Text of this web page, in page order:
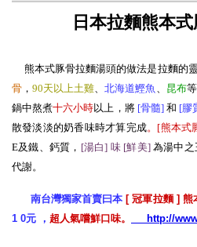
日本拉麵熊本式
熊本式豚骨拉麵湯頭的做法是拉麵的
骨 ，90天以上土雞、北海道鰹魚 、 昆布
鍋中熬煮十六小時以上，將[骨髓]和 [膠
散發淡淡的奶香味時才算完成。[熊本式
E及鐵、鈣質， [湯白] 味 [鮮美]為湯中之
代謝。
南台灣獨家首賣曰本 [ 冠軍拉麵 ] 熊
1 0元 ， 超人氣嚐鮮口味。 http://